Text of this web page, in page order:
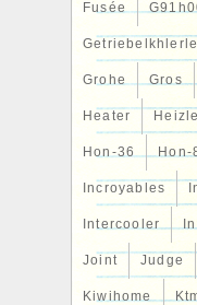
Fusée
Grohe Gros
Heater
Hon-36 Hon-
Incroyables
Intercooler
Joint Judge
Kiwihome